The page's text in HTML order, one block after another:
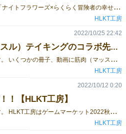
先
日よりお知らせしておりました「ナイトフラワーズ×らくらく冒険者の幸せ異世界ライフ」コラボカードの画像が発表されました！！ コラボカードの詳細はページ下部のツイートよりご覧ください！ こちら、先日行われた「名古屋ボードゲーム楽市」および5/13,5/14に開催される「ゲームマーケット2023春」にて、HLKT工房のブースで「らくらく冒険者の幸せ異世界ライフ」をご購入された方にもれなくプレゼントさせていただきます！！ 是非、この機会にお求めください。 現在取り置き予約もしておりますので、必ずゲットしたい！という方はご予約の方よろしくお願いします。 取り置き予約はこちらから また、名古屋ボードゲーム楽市でご購入された方は引換券をお渡ししておりますので、その引換券を当日おもち頂くか、引換券にありますQRコードに従って入力していただくと郵送対応もしております。 ※カードは十分な数をご用意しておりますが、万が一なくなってしまった場合はご容赦ください。 ゲームマーケットまで1か月を切り、参加される方はブースの確認などもあると思いますが、当日はぜひHLKT工房にお立ち寄りいただければ幸いです！！
HLKT工房
【シ12両日】筋肉（マッスル）テイキングのコラボ先に関して【HLKT工房】
こ
んばんわ！ HLKT工房の天空です。 いくつかの冊子、動画に筋肉（マッスル）テイキングを取り上げていただいたので、その紹介をしたいと思います！ 【グッズ】 最初はグッズから！今回エリア出展される橙華堂様のストラップを今回も作成してただ来ました！過去作も合わせてぜひお求めください！！ 【よ～～～やく完成！！】#ゲームマーケット2022秋 十華祭 @10kafes のブースで頒布する、とものストラップのディスプレイです😆 ボドゲ関連238種類 ランダム500円 ボドゲカフェ32種類 ランダム500円 (それぞれ＋100円でご指名可) ストラップは500円玉サイズで、スタンプラリーもやってます🔥 https://t.co/fr6rOsN7F0 pic.twitter.com/sTHchGkeFb — とものストラップ＠秋の橙華堂はエリア両日A38！ (@tomono_Strap) October 25, 2022 【冊子】 ■ボドゲフリペ 毎回HLKT工房の作品を載せていただいておりますボドゲフリペ！今回はもちろん筋肉（マッスル）テイキングを載せていただきました。 こちらフリーペーパーになっておりますので、HLKT工房のブースでもお配りしております！ ぜひお立ち寄りの際は手に取ってください！ #ボドゲフリペ 紹介マラソン 筋肉テイキング HLKT工房 @HLKT_kobo ポーズに合わせてマッチョを出そう！ ボディビル大会に向けて、トレーニングを積みポージングに磨きをかけろ！大会のプログラムに合わせて、最高のポーズをとっていこう！ 今、筋肉（マッスル）テイキングの開幕！ pic.twitter.com/RKHz6oTOyf — ヤブウチリョウコ ゲーム作家 ゲムマ2022秋土日出展【コ20】 (@RyokoYabuchi) October 23, 2022 そして冊子系ですともう一つ！ ボードゲームのアートワークに注目した「ELEMENT 03」にも掲載していただいております！ こちらはBOOTHにて販売中（郵送もゲームマーケット会場での受け取りも可）ですので、ぜひご一考ください！！ ゲムマまであと1週間ですが、実はエレメント03会場取り置き分は予約継続中です！忙殺されて告知全然できてなかったので、ぜひご予約ください🫥https://t.co/fh90P1zDcg — アシタ@ゲムマ2022秋 土-ウ08 ELEMENT (@miyamoto_asita) October 22, 2022 【動画】 遊飲チャンネルのフェイさん、ボド速さんに動画を作成頂きました。 それぞれ下記の埋め込みにありますので、ご覧ください！ ■フェイ様作マッスルテイキングPV？ な、なんと遊飲チャンネルのフェイ（ @Fei_yuno_chan ）さんに筋肉（マッスル）テイキングのPV？？？？を作っていただきました。 なんとゲームの情報量は０です！ ご覧ください！！！#筋肉テイキング#マッスルテイキング#ゲームマーケット2022秋#ゲムマ2022秋 pic.twitter.com/wkFYjBRGJe — HLKT工房@ゲームマーケット2022秋【両日】シ12 (@HLKT_kobo) 2022年10月14日 ■ボド速様の紹介動画 https://www.youtube.com/watch?v=Of2KuczwVUA HLKT工房（へりくつこうぼう）さんのゲームマーケット2022秋の新作「筋肉（マッスル）テイキング」について紹介動画を作成させて頂きました。 割とカッコ良く出来たと思います！#ゲムマ2022秋https://t.co/b6afhwrVr7 — ボド速 (@rakkyu6) 2022年10月22日 また、 あっとわん様（アーカイブ）、きさこしチャンネル様の生放送でも紹介していただきました！ ありがとうございます。 Twitter上で紹介していただいた方々も多くいらっしゃり紹介しきれないので、今回グッズ、冊子、動画のみとさせていただきましたが、 多くのご声援ありがとうございます。 筋肉（マッスル）テイキングは前日24時まで取り置き予約を行っておりますので、ぜひご利用ください。 ▼取り置き予約フォーム https://docs.google.com/forms/d/e/1FAIpQLSdpxtN9DCZ7B7UL701At9ASw76ZKuGv6wP5jZ-HrLF7TEqs-Q/viewform?usp=sf_link また、当日余裕がございましたら、筋肉を一目見にぜひお越しください！ ということで天空でした！
2022/10/25 22:42
HLKT工房
！【HLKT工房】
こ
んにちは！ HLKT工房の天空です。 HLKT工房はゲームマーケット2022秋に 新作『筋肉（マッスル）テイキング』を発表します！ 『筋肉（マッスル）テイキング』はざっくりとしたジャンルとしては、 レーンフォローのトリックテイキングゲームです。 プレイヤーは前半のトレーニングフェイズではオープンドラフトで手札とレーンの構成を行い、 後半のコンテストフェイズでは、トリックという単位で作成されたレーンに並んでいるポーズと同じ順番にカードを出していきます。 1トリックにつき各プレイヤーは1枚のカードを出してゆきます。 そのトリックの中で指定されたポーズと同じかつ一番大きい数字を出したプレイヤーが勝利し場のカードをすべて得ます。 カードに書かれたポーズによって得点が違うので、トレーニングフェイズでどのポーズをとるか戦略を練ることが勝利の鍵となります。 ゲームの詳細等々は下記をご覧ください。 『筋肉（マッスル）テイキング』ゲーム詳細ページ
2022/10/12 0:20
HLKT工房